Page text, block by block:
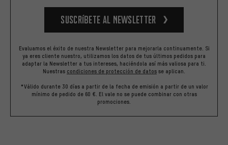
Suscríbete al newsletter
Evaluamos el éxito de nuestra Newsletter para mejorarla continuamente. Si
ya eres cliente nuestro, utilizamos los datos de tus últimos pedidos para
adaptar la Newsletter a tus intereses, haciéndola así más valiosa para ti.
Nuestras condiciones de protección de datos se aplican.
*Válido durante 30 días a partir de la fecha de emisión a partir de un valor
mínimo de pedido de 60 €. El vale no se puede combinar con otras
promociones.